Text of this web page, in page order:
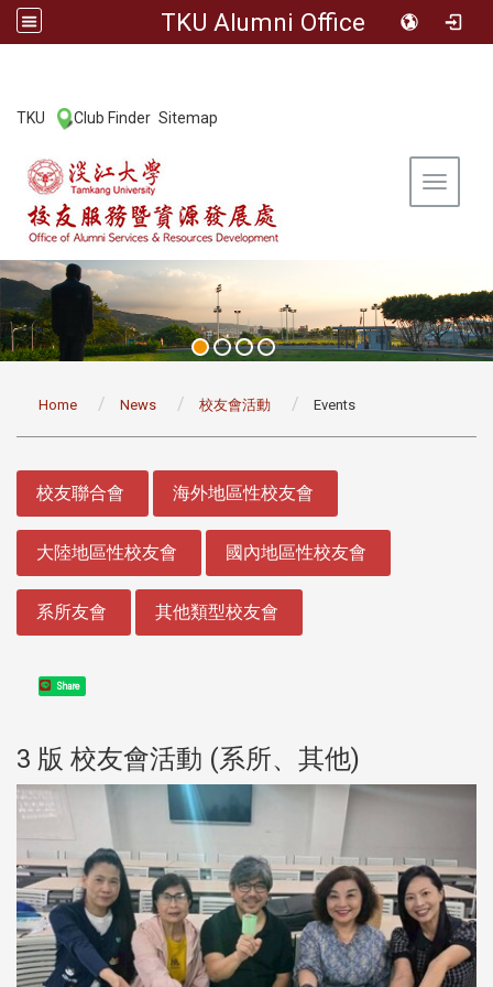
TKU Alumni Office
TKU Club Finder Sitemap
Toggle
Home News 校友會活動 Events
校友聯合會 海外地區性校友會
大陸地區性校友會 國內地區性校友會
系所友會 其他類型校友會
Share
3 版 校友會活動 (系所、其他)